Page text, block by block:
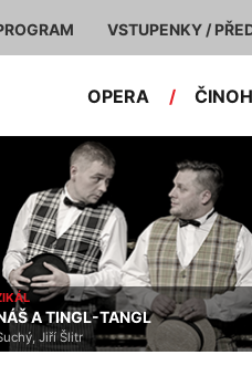
VSTUPENKY /
OPERA /
A TINGL-TANGL
Jiří Šlitr